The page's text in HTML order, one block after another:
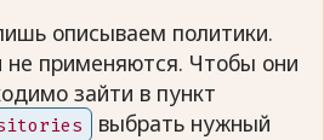
описываем политики.
не применяются. Чтобы они
зайти в пункт
выбрать нужный